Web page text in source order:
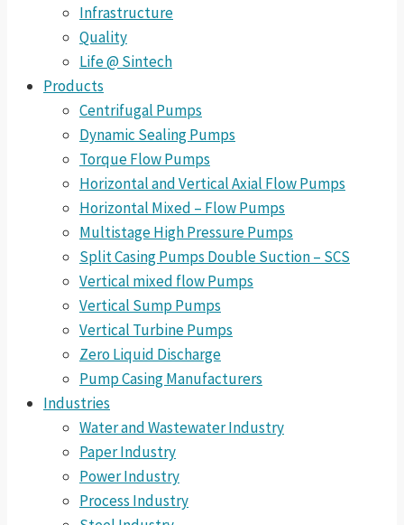
Infrastructure
Quality
Life @ Sintech
Products
Centrifugal Pumps
Dynamic Sealing Pumps
Torque Flow Pumps
Horizontal and Vertical Axial Flow Pumps
Horizontal Mixed – Flow Pumps
Multistage High Pressure Pumps
Split Casing Pumps Double Suction – SCS
Vertical mixed flow Pumps
Vertical Sump Pumps
Vertical Turbine Pumps
Zero Liquid Discharge
Pump Casing Manufacturers
Industries
Water and Wastewater Industry
Paper Industry
Power Industry
Process Industry